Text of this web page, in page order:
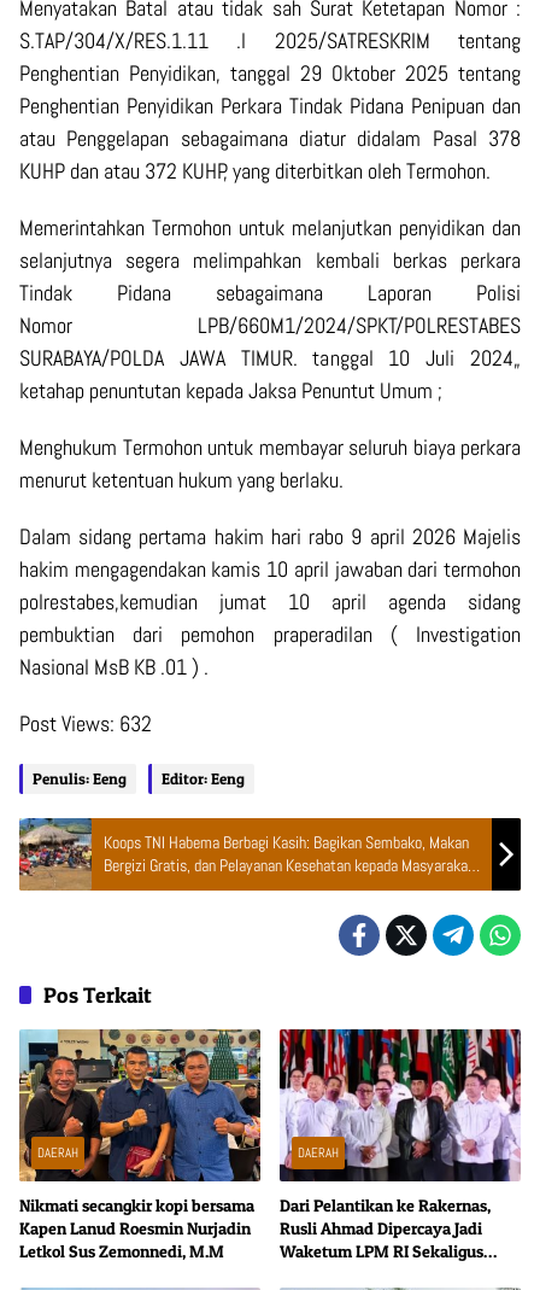
Menyatakan Batal atau tidak sah Surat Ketetapan Nomor :
S.TAP/304/X/RES.1.11 .l 2025/SATRESKRIM tentang
Penghentian Penyidikan, tanggal 29 Oktober 2025 tentang
Penghentian Penyidikan Perkara Tindak Pidana Penipuan dan
atau Penggelapan sebagaimana diatur didalam Pasal 378
KUHP dan atau 372 KUHP, yang diterbitkan oleh Termohon.
Memerintahkan Termohon untuk melanjutkan penyidikan dan
selanjutnya segera melimpahkan kembali berkas perkara
Tindak Pidana sebagaimana Laporan Polisi
Nomor LPB/660M1/2024/SPKT/POLRESTABES
SURABAYA/POLDA JAWA TIMUR. tanggal 10 Juli 2024„
ketahap penuntutan kepada Jaksa Penuntut Umum ;
Menghukum Termohon untuk membayar seluruh biaya perkara
menurut ketentuan hukum yang berlaku.
Dalam sidang pertama hakim hari rabo 9 april 2026 Majelis
hakim mengagendakan kamis 10 april jawaban dari termohon
polrestabes,kemudian jumat 10 april agenda sidang
pembuktian dari pemohon praperadilan ( Investigation
Nasional MsB KB .01 ) .
Post Views: 632
Penulis: Eeng Editor: Eeng
Koops TNI Habema Berbagi Kasih: Bagikan Sembako, Makan
Bergizi Gratis, dan Pelayanan Kesehatan kepada Masyarakat
Distrik Gome
Pos Terkait
DAERAH
Nikmati secangkir kopi bersama
Kapen Lanud Roesmin Nurjadin
Letkol Sus Zemonnedi, M.M
DAERAH
Dari Pelantikan ke Rakernas,
Rusli Ahmad Dipercaya Jadi
Waketum LPM RI Sekaligus